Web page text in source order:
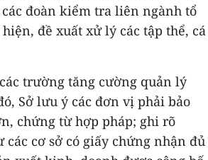
đoàn kiểm tra liên ngành tổ
đề xuất xử lý các tập thể, cá
trường tăng cường quản lý
Sở lưu ý các đơn vị phải bảo
chứng từ hợp pháp; ghi rõ
cơ sở có giấy chứng nhận đủ